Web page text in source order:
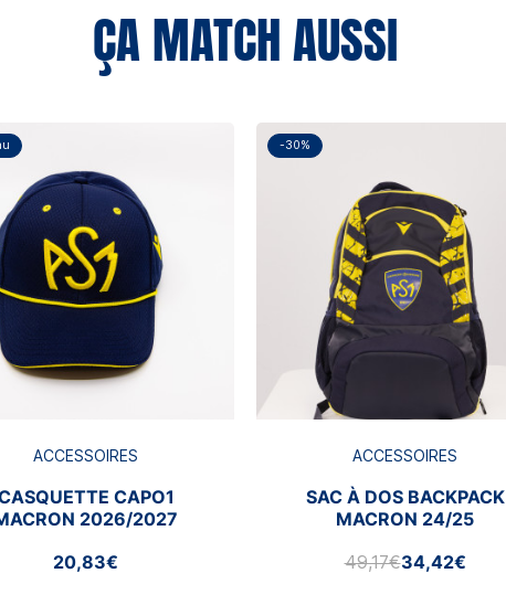
ÇA MATCH AUSSI
ACCESSOIRES
CAPO1
2026/2027
20,83€
-30%
ACCESSOIRES
SAC À DOS BACKPACK
MACRON 24/25
49,17€34,42€